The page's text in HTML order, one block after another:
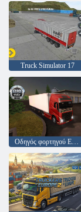
Truck Simulator 17